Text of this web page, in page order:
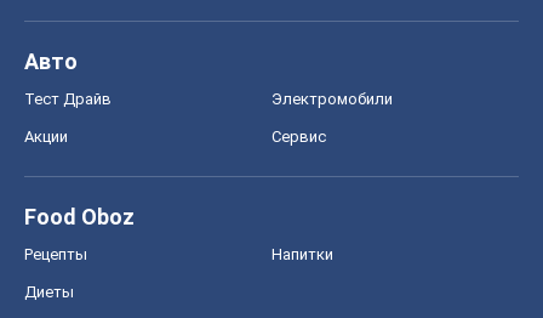
Авто
Тест Драйв Электромобили
Акции Сервис
Food Oboz
Рецепты Напитки
Диеты